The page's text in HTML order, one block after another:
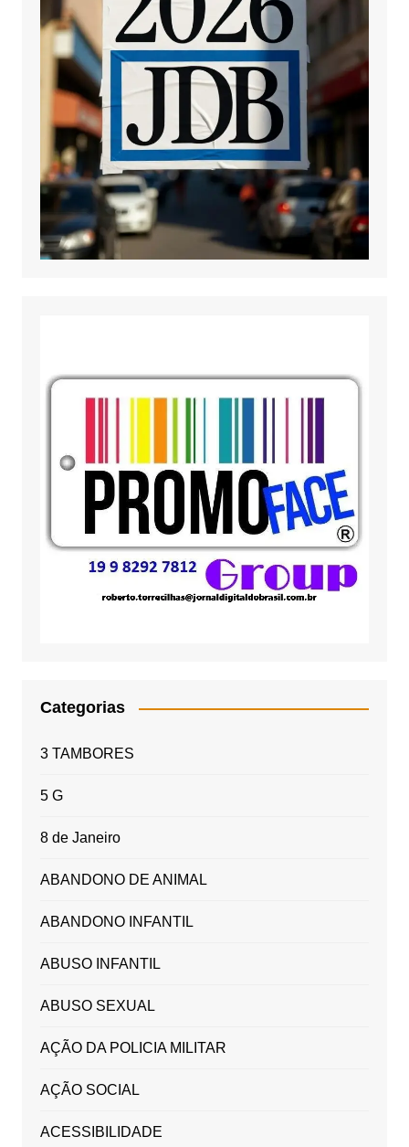
Categorias
3 TAMBORES
5 G
8 de Janeiro
ABANDONO DE ANIMAL
ABANDONO INFANTIL
ABUSO INFANTIL
ABUSO SEXUAL
AÇÃO DA POLICIA MILITAR
AÇÃO SOCIAL
ACESSIBILIDADE